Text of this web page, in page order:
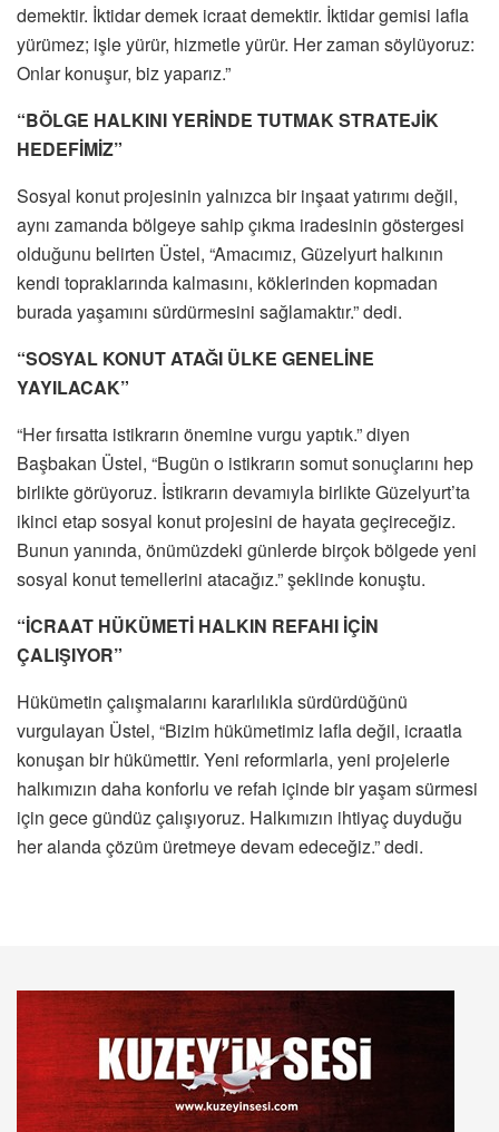
demektir. İktidar demek icraat demektir. İktidar gemisi lafla
yürümez; işle yürür, hizmetle yürür. Her zaman söylüyoruz:
Onlar konuşur, biz yaparız.”
“BÖLGE HALKINI YERİNDE TUTMAK STRATEJİK
HEDEFİMİZ”
Sosyal konut projesinin yalnızca bir inşaat yatırımı değil,
aynı zamanda bölgeye sahip çıkma iradesinin göstergesi
olduğunu belirten Üstel, “Amacımız, Güzelyurt halkının
kendi topraklarında kalmasını, köklerinden kopmadan
burada yaşamını sürdürmesini sağlamaktır.” dedi.
“SOSYAL KONUT ATAĞI ÜLKE GENELİNE
YAYILACAK”
“Her fırsatta istikrarın önemine vurgu yaptık.” diyen
Başbakan Üstel, “Bugün o istikrarın somut sonuçlarını hep
birlikte görüyoruz. İstikrarın devamıyla birlikte Güzelyurt’ta
ikinci etap sosyal konut projesini de hayata geçireceğiz.
Bunun yanında, önümüzdeki günlerde birçok bölgede yeni
sosyal konut temellerini atacağız.” şeklinde konuştu.
“İCRAAT HÜKÜMETİ HALKIN REFAHI İÇİN
ÇALIŞIYOR”
Hükümetin çalışmalarını kararlılıkla sürdürdüğünü
vurgulayan Üstel, “Bizim hükümetimiz lafla değil, icraatla
konuşan bir hükümettir. Yeni reformlarla, yeni projelerle
halkımızın daha konforlu ve refah içinde bir yaşam sürmesi
için gece gündüz çalışıyoruz. Halkımızın ihtiyaç duyduğu
her alanda çözüm üretmeye devam edeceğiz.” dedi.